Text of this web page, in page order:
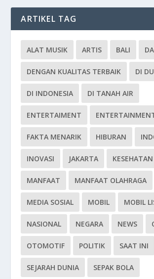
ARTIKEL TAG
ALAT MUSIK ARTIS BALI
DENGAN KUALITAS TERBAIK DI
DI INDONESIA DI TANAH AIR
ENTERTAIMENT
FAKTA MENARIK HIBURAN
INOVASI JAKARTA KESEHATAN
MANFAAT MANFAAT OLAHRAGA
MEDIA SOSIAL MOBIL MOBIL
NASIONAL NEGARA NEWS
OTOMOTIF POLITIK SAAT INI
SEJARAH DUNIA SEPAK BOLA